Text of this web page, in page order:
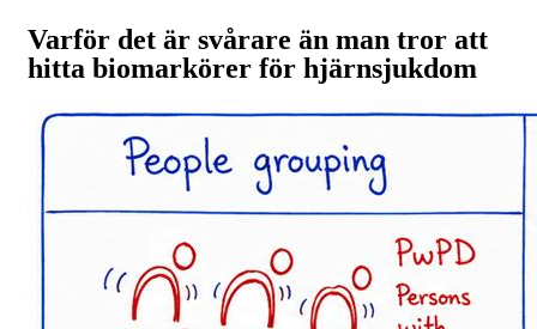
Varför det är svårare än man tror att
hitta biomarkörer för hjärnsjukdom